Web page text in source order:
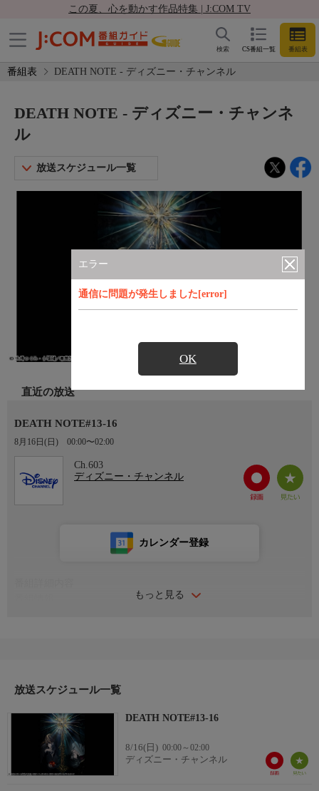
この夏、心を動かす作品特集 | J:COM TV
CS番組一覧 番組表
検索
番組表 DEATH NOTE - ディズニー・チャンネル
エラー
通信に問題が発生しました[error]
OK
DEATH NOTE - ディズニー・チャンネ
ル
放送スケジュール一覧
直近の放送
DEATH NOTE#13-16
8月16日(日) 00:00〜02:00
Ch.603
ディズニー・チャンネル
もっと見る
カレンダー登録
か“キラ”と呼ばれるようになる。果たして月＝キラは、世界を救
放送スケジュール一覧
DEATH NOTE#13-16
8/16(日) 00:00～02:00
ディズニー・チャンネル